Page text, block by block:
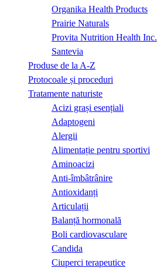
Organika Health Products
Prairie Naturals
Provita Nutrition Health Inc.
Santevia
Produse de la A-Z
Protocoale și proceduri
Tratamente naturiste
Acizi grași esențiali
Adaptogeni
Alergii
Alimentație pentru sportivi
Aminoacizi
Anti-îmbâtrânire
Antioxidanți
Articulații
Balanță hormonală
Boli cardiovasculare
Candida
Ciuperci terapeutice